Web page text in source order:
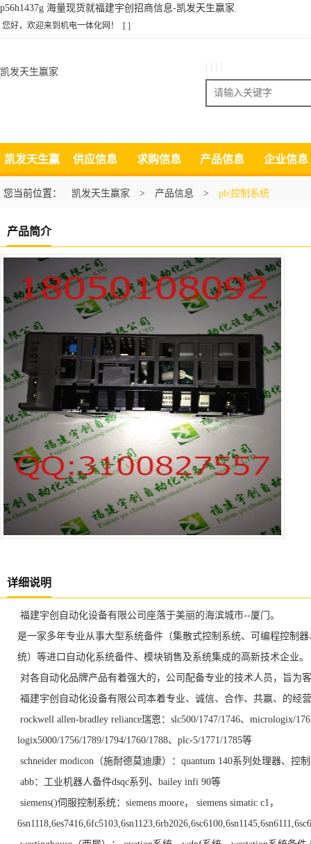
p56h1437g 海量现货就福建宇创招商信息-凯发天生赢家
您好，欢迎来到机电一体化网！ [ ]
凯发天生赢家
搜索
凯发天生赢
家
供应信息 求购信息 产品信息 企业信息
您当前位置： 凯发天生赢家 > 产品信息 > plc控制系统
产品简介
详细说明
福建宇创自动化设备有限公司座落于美丽的海滨城市--厦门。
是一家多年专业从事大型系统备件（集散式控制系统、可编程控制
统）等进口自动化系统备件、模块销售及系统集成的高新技术企业。
对各自动化品牌产品有着强大的，公司配备专业的技术人员，旨为
福建宇创自动化设备有限公司本着专业、诚信、合作、共赢、的经
rockwell allen-bradley reliance瑞恩：slc500/1747/1746、micrologix/
logix5000/1756/1789/1794/1760/1788、plc-5/1771/1785等
schneider modicon（施耐德莫迪康）：quantum 140系列处理器、控
abb：工业机器人备件dsqc系列、bailey infi 90等
siemens()伺服控制系统：siemens moore， siemens simatic c1，